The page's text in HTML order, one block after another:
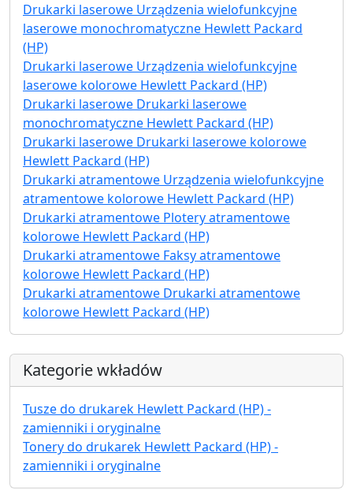
Drukarki laserowe Urządzenia wielofunkcyjne
laserowe monochromatyczne Hewlett Packard
(HP)
Drukarki laserowe Urządzenia wielofunkcyjne
laserowe kolorowe Hewlett Packard (HP)
Drukarki laserowe Drukarki laserowe
monochromatyczne Hewlett Packard (HP)
Drukarki laserowe Drukarki laserowe kolorowe
Hewlett Packard (HP)
Drukarki atramentowe Urządzenia wielofunkcyjne
atramentowe kolorowe Hewlett Packard (HP)
Drukarki atramentowe Plotery atramentowe
kolorowe Hewlett Packard (HP)
Drukarki atramentowe Faksy atramentowe
kolorowe Hewlett Packard (HP)
Drukarki atramentowe Drukarki atramentowe
kolorowe Hewlett Packard (HP)
Kategorie wkładów
Tusze do drukarek Hewlett Packard (HP) -
zamienniki i oryginalne
Tonery do drukarek Hewlett Packard (HP) -
zamienniki i oryginalne